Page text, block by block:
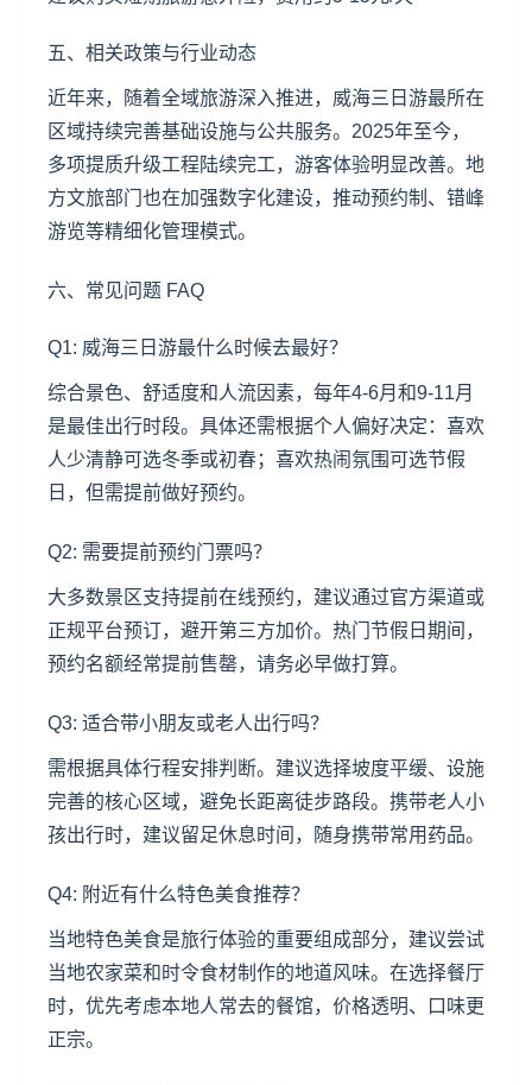
五、相关政策与行业动态
近年来，随着全域旅游深入推进，威海三日游最所在
区域持续完善基础设施与公共服务。2025年至今，
多项提质升级工程陆续完工，游客体验明显改善。地
方文旅部门也在加强数字化建设，推动预约制、错峰
游览等精细化管理模式。
六、常见问题 FAQ
Q1: 威海三日游最什么时候去最好？
综合景色、舒适度和人流因素，每年4-6月和9-11月
是最佳出行时段。具体还需根据个人偏好决定：喜欢
人少清静可选冬季或初春；喜欢热闹氛围可选节假
日，但需提前做好预约。
Q2: 需要提前预约门票吗？
大多数景区支持提前在线预约，建议通过官方渠道或
正规平台预订，避开第三方加价。热门节假日期间，
预约名额经常提前售罄，请务必早做打算。
Q3: 适合带小朋友或老人出行吗？
需根据具体行程安排判断。建议选择坡度平缓、设施
完善的核心区域，避免长距离徒步路段。携带老人小
孩出行时，建议留足休息时间，随身携带常用药品。
Q4: 附近有什么特色美食推荐？
当地特色美食是旅行体验的重要组成部分，建议尝试
当地农家菜和时令食材制作的地道风味。在选择餐厅
时，优先考虑本地人常去的餐馆，价格透明、口味更
正宗。